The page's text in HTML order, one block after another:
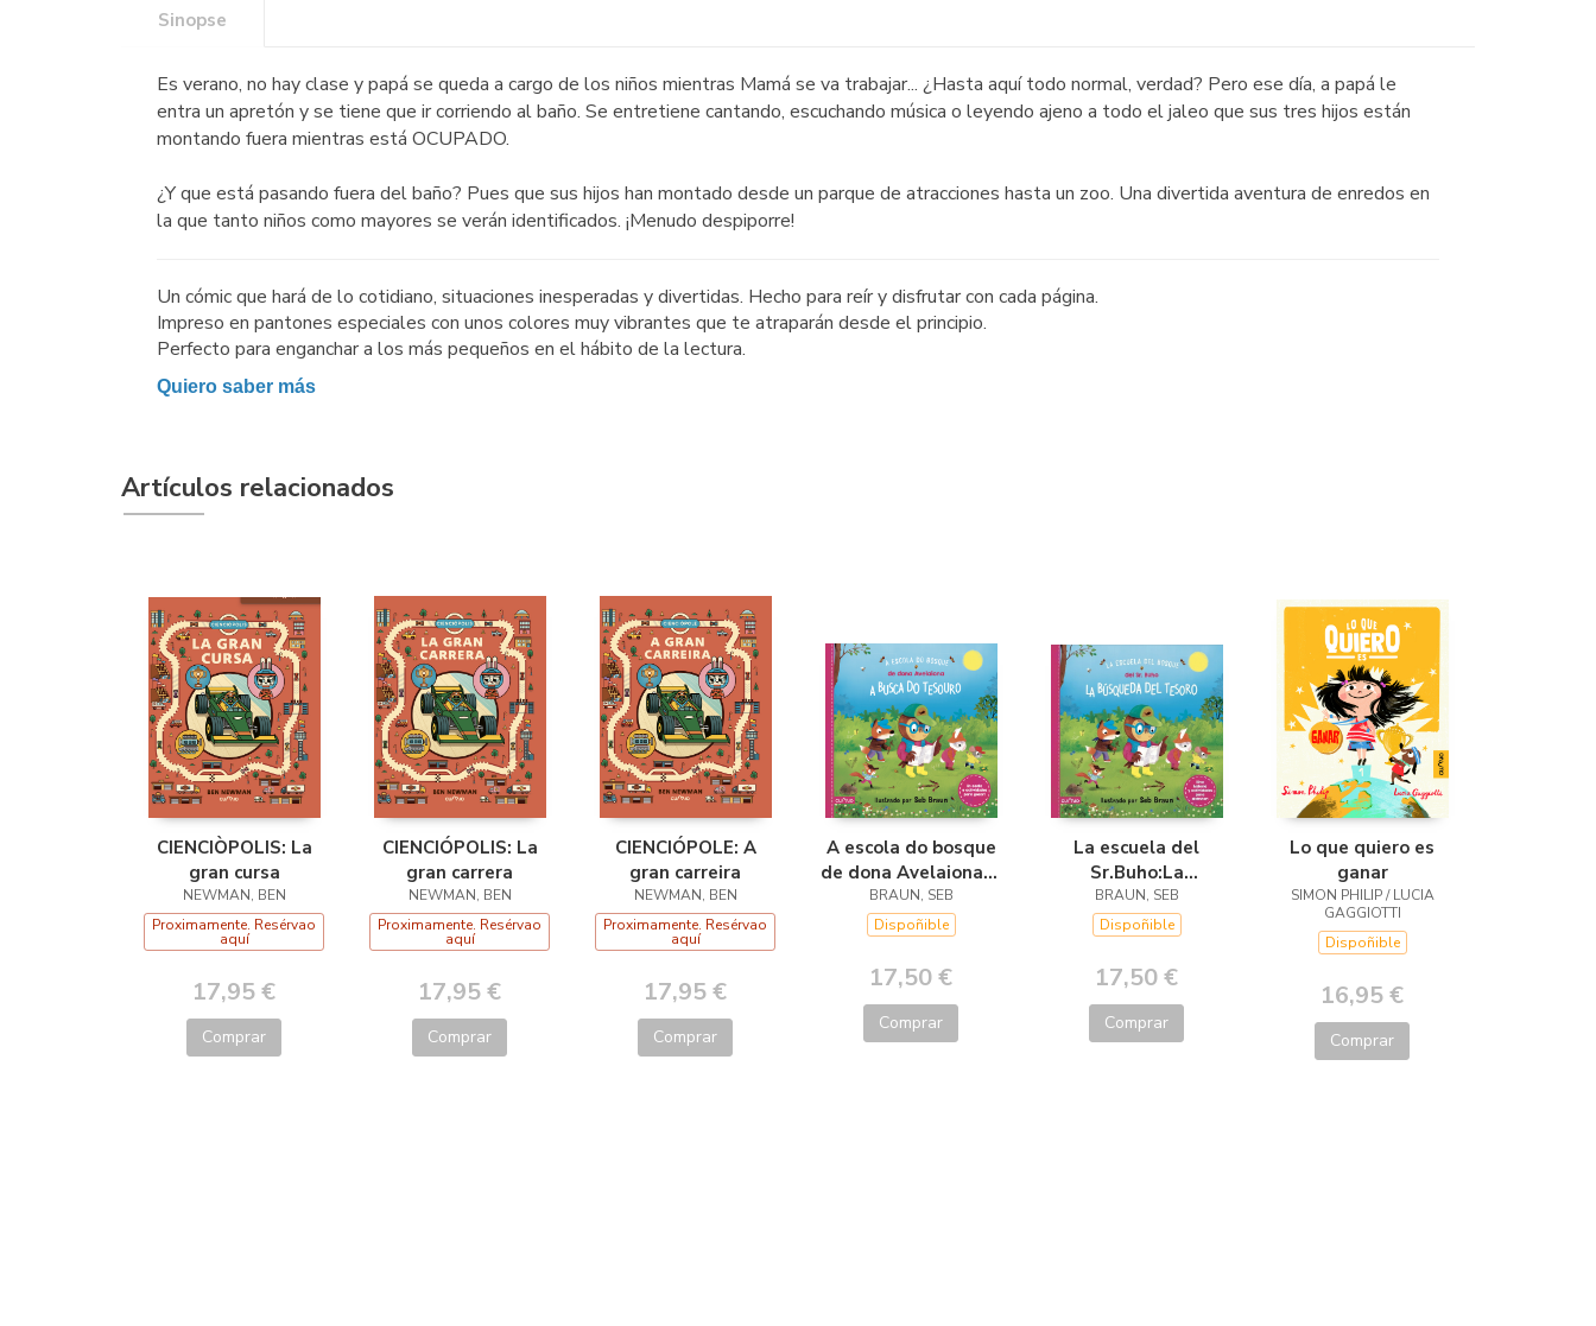
Sinopse
Es verano, no hay clase y papá se queda a cargo de los niños mientras Mamá se va trabajar... ¿Hasta aquí todo normal, verdad? Pero ese día, a papá le
entra un apretón y se tiene que ir corriendo al baño. Se entretiene cantando, escuchando música o leyendo ajeno a todo el jaleo que sus tres hijos están
montando fuera mientras está OCUPADO.
¿Y que está pasando fuera del baño? Pues que sus hijos han montado desde un parque de atracciones hasta un zoo. Una divertida aventura de enredos en
la que tanto niños como mayores se verán identificados. ¡Menudo despiporre!
Un cómic que hará de lo cotidiano, situaciones inesperadas y divertidas. Hecho para reír y disfrutar con cada página.
Impreso en pantones especiales con unos colores muy vibrantes que te atraparán desde el principio.
Perfecto para enganchar a los más pequeños en el hábito de la lectura.
Quiero saber más
Artículos relacionados
CIENCIÒPOLIS: La
gran cursa
NEWMAN, BEN
Proximamente. Resérvao
aquí
17,95 €
Comprar
CIENCIÓPOLIS: La
gran carrera
NEWMAN, BEN
Proximamente. Resérvao
aquí
17,95 €
Comprar
CIENCIÓPOLE: A
gran carreira
NEWMAN, BEN
Proximamente. Resérvao
aquí
17,95 €
Comprar
A escola do bosque
de dona Avelaiona:A
busca do tesouro
BRAUN, SEB
Dispoñible
17,50 €
Comprar
La escuela del
Sr.Buho:La
busqueda del
tesoro
BRAUN, SEB
Dispoñible
17,50 €
Comprar
Lo que quiero es
ganar
SIMON PHILIP / LUCIA
GAGGIOTTI
Dispoñible
16,95 €
Comprar